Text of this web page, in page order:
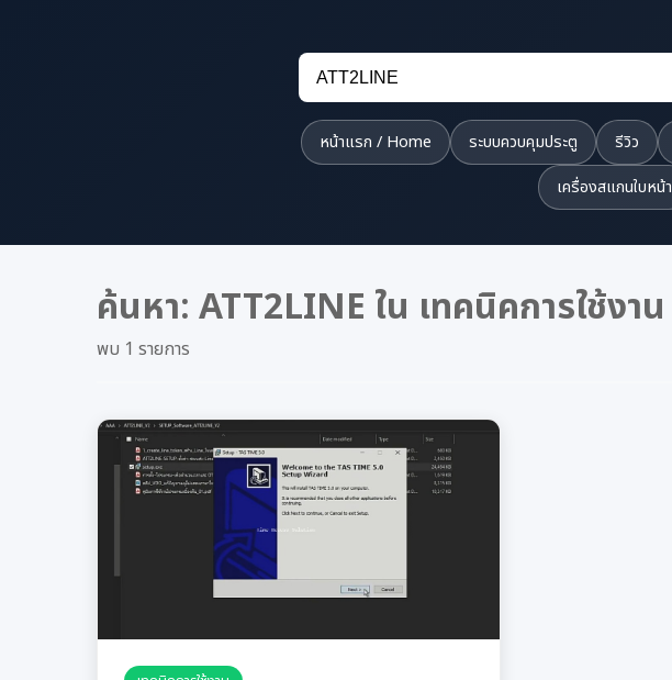
หน้าแรก / Home ระบบควบคุมประตู รีวิว
เครื่องสแกนใบหน้า
ค้นหา: ATT2LINE ใน เทคนิคการใช้งาน
พบ 1 รายการ